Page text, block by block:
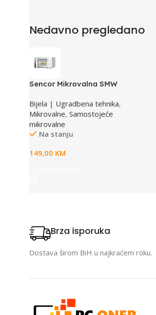
Nedavno pregledano
Sencor Mikrovalna SMW
Bijela | Ugradbena tehnika,
Mikrovalne, Samostojeće
mikrovalne
Na stanju
149,00 KM
Brza isporuka
Dostava širom BiH u najkraćem roku.